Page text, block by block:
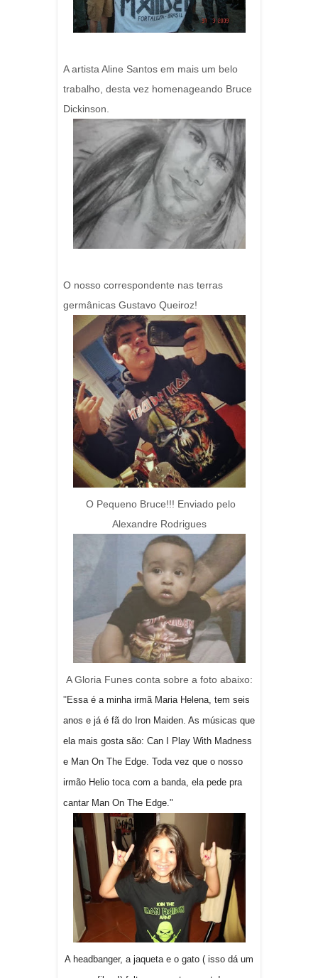
A artista Aline Santos em mais um belo
trabalho, desta vez homenageando Bruce
Dickinson.
O nosso correspondente nas terras
germânicas Gustavo Queiroz!
O Pequeno Bruce!!! Enviado pelo
Alexandre Rodrigues
A Gloria Funes conta sobre a foto abaixo:
"Essa é a minha irmã Maria Helena, tem seis
anos e já é fã do Iron Maiden. As músicas que
ela mais gosta são: Can I Play With Madness
e Man On The Edge. Toda vez que o nosso
irmão Helio toca com a banda, ela pede pra
cantar Man On The Edge."
A headbanger, a jaqueta e o gato ( isso dá um